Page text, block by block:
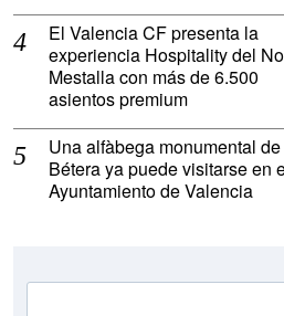
El Valencia CF presenta la
experiencia Hospitality del
Mestalla con más de 6.500
asientos premium
Una alfàbega monumental de
Bétera ya puede visitarse en
Ayuntamiento de Valencia